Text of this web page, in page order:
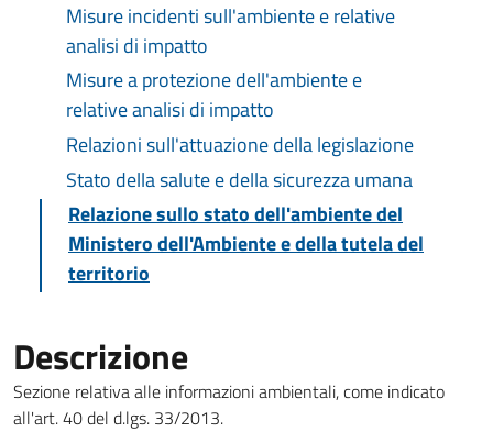
Misure incidenti sull'ambiente e relative
analisi di impatto
Misure a protezione dell'ambiente e
relative analisi di impatto
Relazioni sull'attuazione della legislazione
Stato della salute e della sicurezza umana
Relazione sullo stato dell'ambiente del
Ministero dell'Ambiente e della tutela del
territorio
Descrizione
Sezione relativa alle informazioni ambientali, come indicato
all'art. 40 del d.lgs. 33/2013.